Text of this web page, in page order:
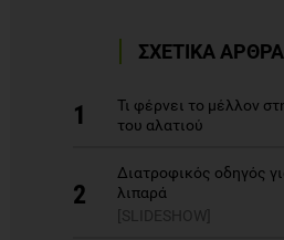
ΣΧΕΤΙΚΑ ΑΡΘΡΑ
1
Τι φέρνει το μέλλον
του αλατιού
2
Διατροφικός οδηγός
λιπαρά
[SLIDESHOW]